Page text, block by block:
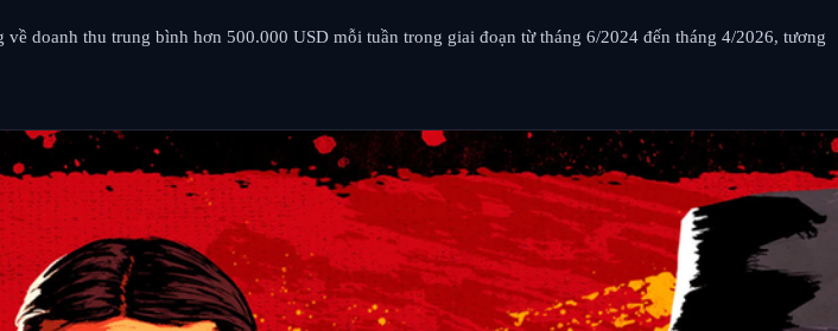
doanh thu trung bình hơn 500.000 USD mỗi tuần trong giai đoạn từ tháng 6/2024 đến tháng 4/2026, tương